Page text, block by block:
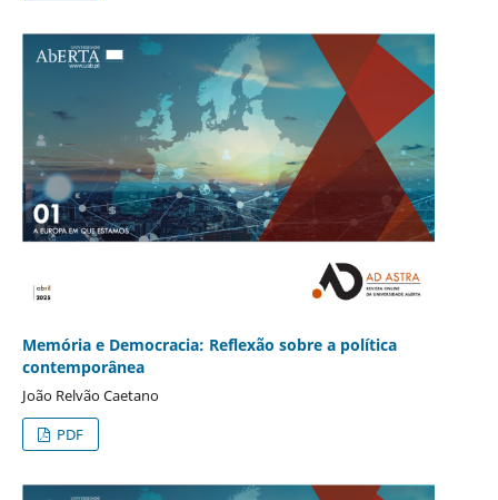
Memória e Democracia: Reflexão sobre a política
contemporânea
João Relvão Caetano
PDF